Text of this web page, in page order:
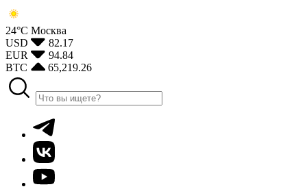
24°С Москва
USD
82.17
EUR
94.84
BTC
65,219.26